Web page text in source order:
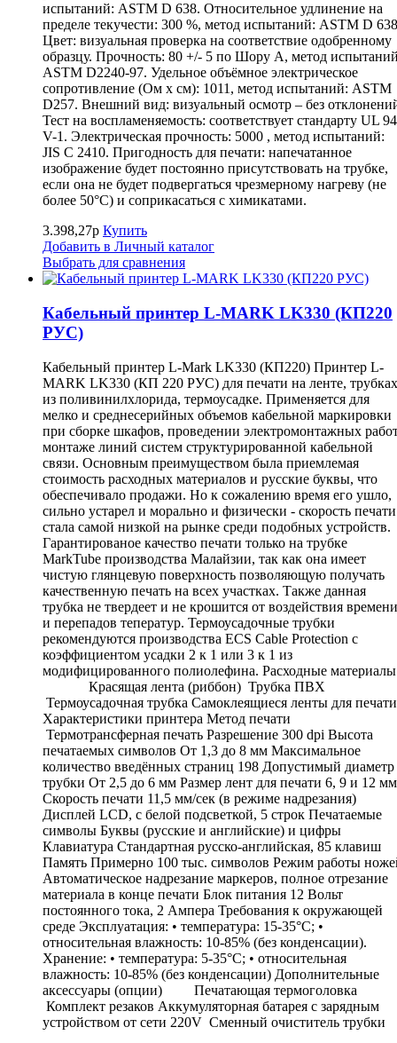
испытаний: ASTM D 638. Относительное удлинение на
пределе текучести: 300 %, метод испытаний: ASTM D
Цвет: визуальная проверка на соответствие одобренному
образцу. Прочность: 80 +/- 5 по Шору А, метод
ASTM D2240-97. Удельное объёмное электрическое
сопротивление (Ом х см): 1011, метод испытаний: ASTM
D257. Внешний вид: визуальный осмотр – без
Тест на воспламеняемость: соответствует стандарту UL 94
V-1. Электрическая прочность: 5000 , метод испытаний:
JIS C 2410. Пригодность для печати: напечатанное
изображение будет постоянно присутствовать на трубке,
если она не будет подвергаться чрезмерному нагреву (не
более 50°С) и соприкасаться с химикатами.
3.398,27р Купить
Добавить в Личный каталог
Выбрать для сравнения
Кабельный принтер L-MARK LK330 (КП220
РУС)
Кабельный принтер L-Mark LK330 (КП220) Принтер L-
MARK LK330 (КП 220 РУС) для печати на ленте, трубках
из поливинилхлорида, термоусадке. Применяется для
мелко и среднесерийных объемов кабельной маркировки
при сборке шкафов, проведении электромонтажных
монтаже линий систем структурированной кабельной
связи. Основным преимуществом была приемлемая
стоимость расходных материалов и русские буквы, что
обеспечивало продажи. Но к сожалению время его ушло,
сильно устарел и морально и физически - скорость печати
стала самой низкой на рынке среди подобных устройств.
Гарантированое качество печати только на трубке
MarkTube производства Малайзии, так как она имеет
чистую глянцевую поверхность позволяющую получать
качественную печать на всех участках. Также данная
трубка не твердеет и не крошится от воздействия времени
и перепадов теператур. Термоусадочные трубки
рекомендуются производства ECS Cable Protection с
коэффициентом усадки 2 к 1 или 3 к 1 из
модифицированного полиолефина. Расходные
Красящая лента (риббон) Трубка ПВХ
Термоусадочная трубка Самоклеящиеся ленты для печати
Характеристики принтера Метод печати
Термотрансферная печать Разрешение 300 dpi Высота
печатаемых символов От 1,3 до 8 мм Максимальное
количество введённых страниц 198 Допустимый диаметр
трубки От 2,5 до 6 мм Размер лент для печати 6, 9 и 12 мм
Скорость печати 11,5 мм/сек (в режиме надрезания)
Дисплей LCD, с белой подсветкой, 5 строк Печатаемые
символы Буквы (русские и английские) и цифры
Клавиатура Стандартная русско-английская, 85 клавиш
Память Примерно 100 тыс. символов Режим работы
Автоматическое надрезание маркеров, полное отрезание
материала в конце печати Блок питания 12 Вольт
постоянного тока, 2 Ампера Требования к окружающей
среде Эксплуатация: • температура: 15-35°C; •
относительная влажность: 10-85% (без конденсации).
Хранение: • температура: 5-35°C; • относительная
влажность: 10-85% (без конденсации) Дополнительные
аксессуары (опции) Печатающая термоголовка
Комплект резаков Аккумуляторная батарея с зарядным
устройством от сети 220V Сменный очиститель